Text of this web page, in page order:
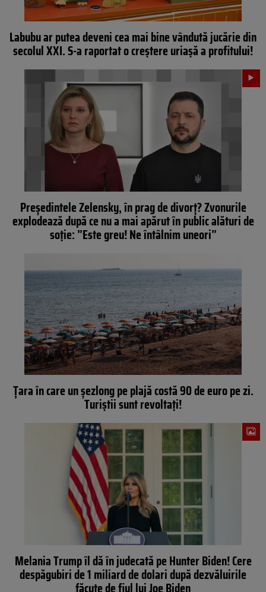
Labubu ar putea deveni cea mai bine vândută jucărie din
secolul XXI. S-a raportat o creștere uriașă a profitului!
Președintele Zelensky, în prag de divorț? Zvonurile
explodează după ce nu a mai apărut în public alături de
soție: ”Este greu! Ne întâlnim uneori”
Țara în care un șezlong pe plajă costă 90 de euro pe zi.
Turiștii sunt revoltați!
Melania Trump îl dă în judecată pe Hunter Biden! Cere
despăgubiri de 1 miliard de dolari după dezvăluirile